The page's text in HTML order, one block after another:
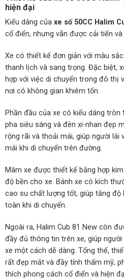
hiện đại
Kiểu dáng của xe số 50CC Halim
cổ điển, nhưng vẫn được cải tiến và
Xe có thiết kế đơn giản với màu
thanh lịch và sang trọng. Đặc biệt,
hợp với việc di chuyển trong đô thị
nơi có không gian khiêm tốn.
Phần đầu của xe có kiểu dáng
pha siêu sáng và đèn xi-nhan đẹp
rộng rãi và thoải mái, giúp người lái
mái khi di chuyển trên đường.
Mâm xe được thiết kế bằng hợp
độ bền cho xe. Bánh xe có kích
cao su chất lượng tốt, giúp tăng
toàn khi di chuyển.
Ngoài ra, Halim Cub 81 New còn
đầy đủ thông tin trên xe, giúp
xe một cách dễ dàng. Tổng thể,
rất đẹp mắt và đầy tính thẩm mỹ,
thích phong cách cổ điển và hiện